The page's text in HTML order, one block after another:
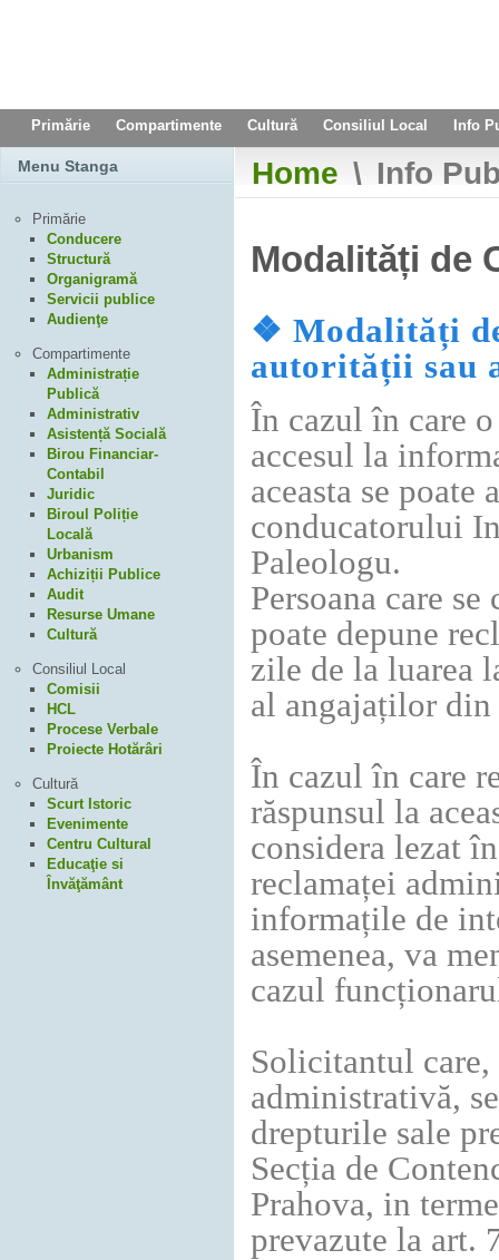
Primărie Compartimente Cultură Consiliul Local Info
Home \ Info
Modalități de
❖ Modalități
autorității sau
În cazul în care
accesul la
aceasta se
conducatorului
Paleologu.
Persoana care
poate depune
zile de la luarea
al angajaților
În cazul în care
răspunsul la
considera lezat
reclamaței
informațile de
asemenea, va
cazul
Solicitantul
administrativă,
drepturile sale
Secția de
Prahova, in
prevazute la art.
Menu Stanga
Primărie
Conducere
Structură
Organigramă
Servicii publice
Audienţe
Compartimente
Administrație
Publică
Administrativ
Asistență Socială
Birou Financiar-
Contabil
Juridic
Biroul Poliție
Locală
Urbanism
Achiziții Publice
Audit
Resurse Umane
Cultură
Consiliul Local
Comisii
HCL
Procese Verbale
Proiecte Hotărâri
Cultură
Scurt Istoric
Evenimente
Centru Cultural
Educaţie si
Învăţământ